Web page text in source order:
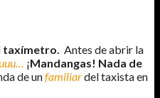
taxímetro. Antes de abrir la
¡Mandangas! Nada de
de unfamiliardel taxista en